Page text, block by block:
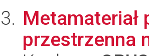
przestrzenna